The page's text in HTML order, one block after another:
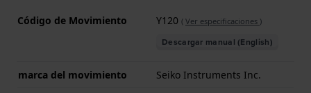
Código de Movimiento Y120 ( Ver especificaciones )
Descargar manual (English)
marca del movimiento
Seiko Instruments Inc.